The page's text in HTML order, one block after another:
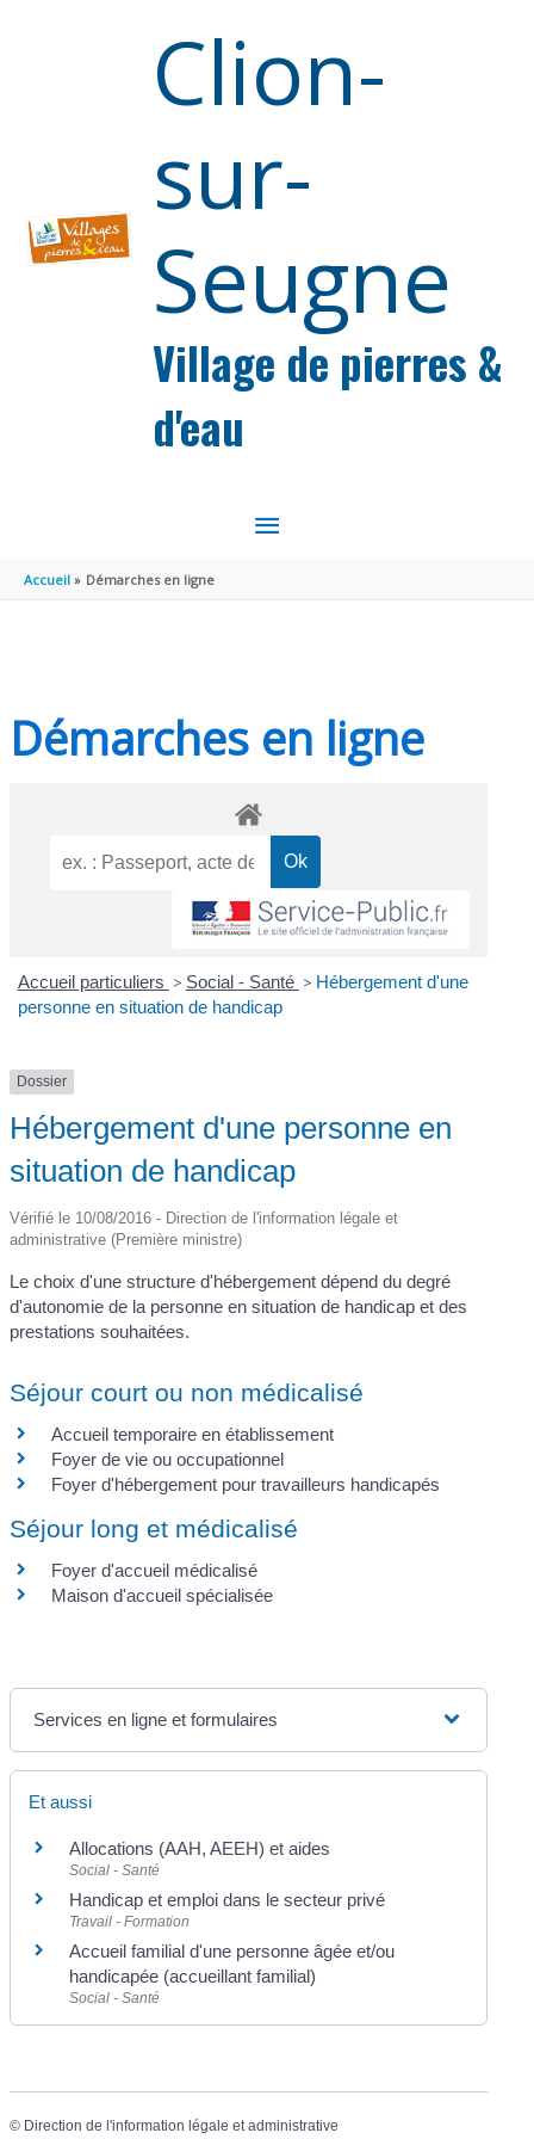
Clion-
sur-
Seugne
Village de pierres &
d'eau
MENU
Accueil Démarches en ligne
Démarches en ligne
Accueil particuliers > Social - Santé > Hébergement d'une
personne en situation de handicap
Dossier
Hébergement d'une personne en
situation de handicap
Vérifié le 10/08/2016 - Direction de l'information légale et
administrative (Première ministre)
Le choix d'une structure d'hébergement dépend du degré
d'autonomie de la personne en situation de handicap et des
prestations souhaitées.
Séjour court ou non médicalisé
Accueil temporaire en établissement
Foyer de vie ou occupationnel
Foyer d'hébergement pour travailleurs handicapés
Séjour long et médicalisé
Foyer d'accueil médicalisé
Maison d'accueil spécialisée
Services en ligne et formulaires
Et aussi
Allocations (AAH, AEEH) et aides
Social - Santé
Handicap et emploi dans le secteur privé
Travail - Formation
Accueil familial d'une personne âgée et/ou
handicapée (accueillant familial)
Social - Santé
© Direction de l'information légale et administrative